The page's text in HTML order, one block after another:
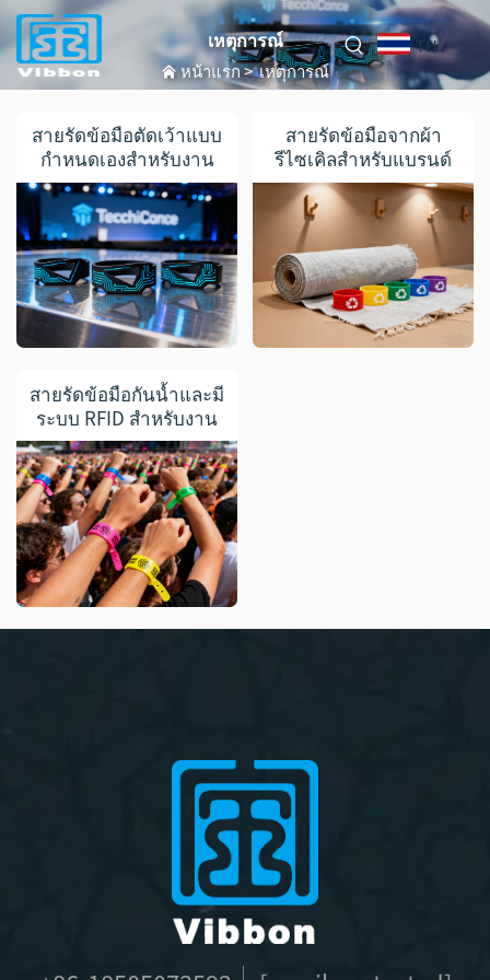
TH
เหตุการณ์
หน้าแรก>เหตุการณ์
สายรัดข้อมือตัดเว้าแบบ
กำหนดเองสำหรับงาน
กิจกรรมองค์กร
สายรัดข้อมือจากผ้า
รีไซเคิลสำหรับแบรนด์
เพื่อสิ่งแวดล้อม
สายรัดข้อมือกันน้ำและมี
ระบบ RFID สำหรับงาน
เทศกาลดนตรี